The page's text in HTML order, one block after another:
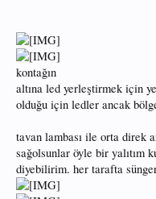
kontağın
altına led yerleştirmek için
olduğu için ledler ancak
tavan lambası ile orta direk
sağolsunlar öyle bir yalıtım
diyebilirim. her tarafta